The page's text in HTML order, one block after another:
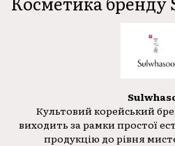
Культовий корейський
виходить за рамки простої
продукцію до рівня